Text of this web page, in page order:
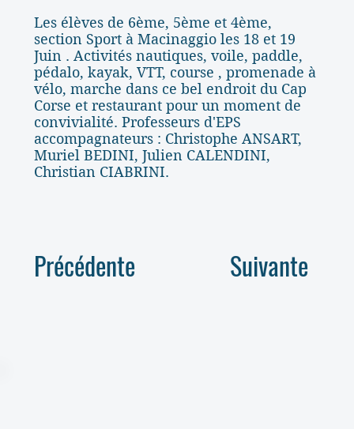
Les élèves de 6ème, 5ème et 4ème,
section Sport à Macinaggio les 18 et 19
Juin . Activités nautiques, voile, paddle,
pédalo, kayak, VTT, course , promenade à
vélo, marche dans ce bel endroit du Cap
Corse et restaurant pour un moment de
convivialité. Professeurs d'EPS
accompagnateurs : Christophe ANSART,
Muriel BEDINI, Julien CALENDINI,
Christian CIABRINI.
Suivante
Précédente